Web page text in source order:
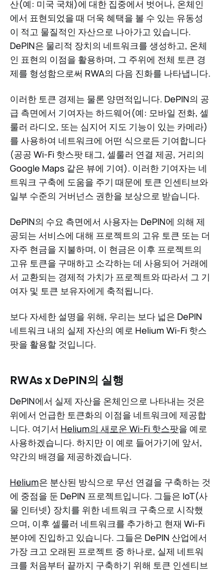
산(예: 미국 국채)에 대한 집중에서 벗어나, 온체인
에서 표현되었을 때 더욱 혜택을 볼 수 있는 유동성
이 적고 물질적인 자산으로 나아가고 있습니다.
DePIN은 물리적 장치의 네트워크를 생성하고, 온체
인 표현의 이점을 활용하며, 그 주위에 전체 토큰 경
제를 형성함으로써 RWA의 다음 진화를 나타냅니다.
이러한 토큰 경제는 물론 양면적입니다. DePIN의 공
급 측면에서 기여자는 하드웨어(예: 모바일 전화, 셀
룰러 라디오, 또는 심지어 지도 기능이 있는 카메라)
를 사용하여 네트워크에 어떤 식으로든 기여합니다
(공공 Wi-Fi 핫스팟 태그, 셀룰러 연결 제공, 거리의
Google Maps 같은 뷰에 기여). 이러한 기여자는 네
트워크 구축에 도움을 주기 때문에 토큰 인센티브와
일부 수준의 거버넌스 권한을 보상으로 받습니다.
DePIN의 수요 측면에서 사용자는 DePIN에 의해 제
공되는 서비스에 대해 프로젝트의 고유 토큰 또는 더
자주 현금을 지불하며, 이 현금은 이후 프로젝트의
고유 토큰을 구매하고 소각하는 데 사용되어 거래에
서 교환되는 경제적 가치가 프로젝트와 따라서 그 기
여자 및 토큰 보유자에게 축적됩니다.
보다 자세한 설명을 위해, 우리는 보다 넓은 DePIN
네트워크 내의 실제 자산의 예로 Helium Wi-Fi 핫스
팟을 활용할 것입니다.
RWAs x DePIN의 실행
DePIN에서 실제 자산을 온체인으로 나타내는 것은
위에서 언급한 토큰화의 이점을 네트워크에 제공합
니다. 여기서 Helium의 새로운 Wi-Fi 핫스팟을 예로
사용하겠습니다. 하지만 이 예로 들어가기에 앞서,
약간의 배경을 제공하겠습니다.
Helium은 분산된 방식으로 무선 연결을 구축하는 것
에 중점을 둔 DePIN 프로젝트입니다. 그들은 IoT(사
물 인터넷) 장치를 위한 네트워크 구축으로 시작했
으며, 이후 셀룰러 네트워크를 추가하고 현재 Wi-Fi
분야에 진입하고 있습니다. 그들은 DePIN 산업에서
가장 크고 오래된 프로젝트 중 하나로, 실제 네트워
크를 처음부터 끝까지 구축하기 위해 토큰 인센티브